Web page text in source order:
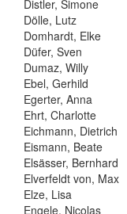
Distler, Simone
Dölle, Lutz
Domhardt, Elke
Düfer, Sven
Dumaz, Willy
Ebel, Gerhild
Egerter, Anna
Ehrt, Charlotte
Eichmann, Dietrich
Eismann, Beate
Elsässer, Bernhard
Elverfeldt von, Max
Elze, Lisa
Engele, Nicolas